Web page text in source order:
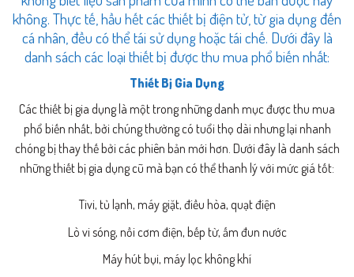
không. Thực tế, hầu hết các thiết bị điện tử, từ gia dụng đến
cá nhân, đều có thể tái sử dụng hoặc tái chế. Dưới đây là
danh sách các loại thiết bị được thu mua phổ biến nhất:
Thiết Bị Gia Dụng
Các thiết bị gia dụng là một trong những danh mục được thu mua
phổ biến nhất, bởi chúng thường có tuổi thọ dài nhưng lại nhanh
chóng bị thay thế bởi các phiên bản mới hơn. Dưới đây là danh sách
những thiết bị gia dụng cũ mà bạn có thể thanh lý với mức giá tốt:
Tivi, tủ lạnh, máy giặt, điều hòa, quạt điện
Lò vi sóng, nồi cơm điện, bếp từ, ấm đun nước
Máy hút bụi, máy lọc không khí